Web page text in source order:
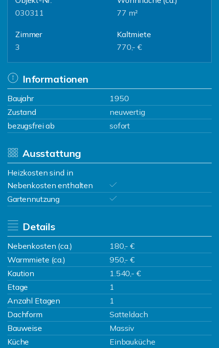
030311
77 m²
Zimmer
3
Kaltmiete
770,- €
Informationen
Baujahr
1950
Zustand
neuwertig
bezugsfrei ab
sofort
Ausstattung
Heizkosten sind in
Nebenkosten enthalten
Gartennutzung
Details
Nebenkosten (ca.)
180,- €
Warmmiete (ca.)
950,- €
Kaution
1.540,- €
Etage
1
Anzahl Etagen
1
Dachform
Satteldach
Bauweise
Massiv
Küche
Einbauküche